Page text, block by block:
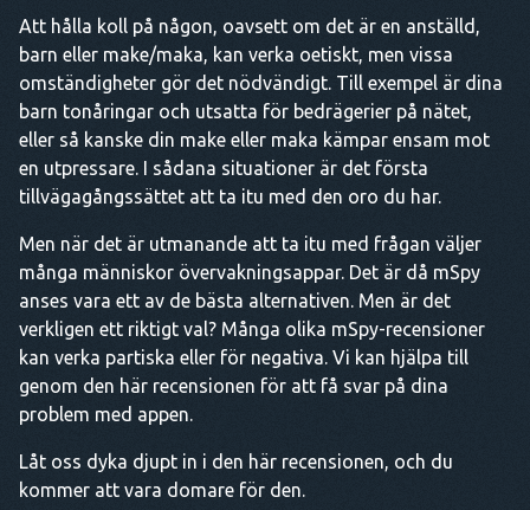
Att hålla koll på någon, oavsett om det är en anställd,
barn eller make/maka, kan verka oetiskt, men vissa
omständigheter gör det nödvändigt. Till exempel är dina
barn tonåringar och utsatta för bedrägerier på nätet,
eller så kanske din make eller maka kämpar ensam mot
en utpressare. I sådana situationer är det första
tillvägagångssättet att ta itu med den oro du har.
Men när det är utmanande att ta itu med frågan väljer
många människor övervakningsappar. Det är då mSpy
anses vara ett av de bästa alternativen. Men är det
verkligen ett riktigt val? Många olika mSpy-recensioner
kan verka partiska eller för negativa. Vi kan hjälpa till
genom den här recensionen för att få svar på dina
problem med appen.
Låt oss dyka djupt in i den här recensionen, och du
kommer att vara domare för den.